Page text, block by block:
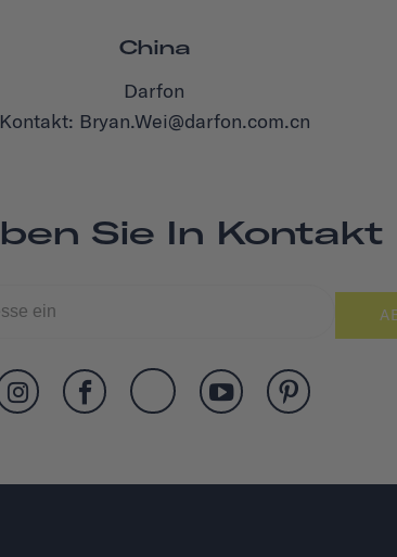
China
Darfon
Kontakt: Bryan.Wei@darfon.com.cn
Sie In Kontakt